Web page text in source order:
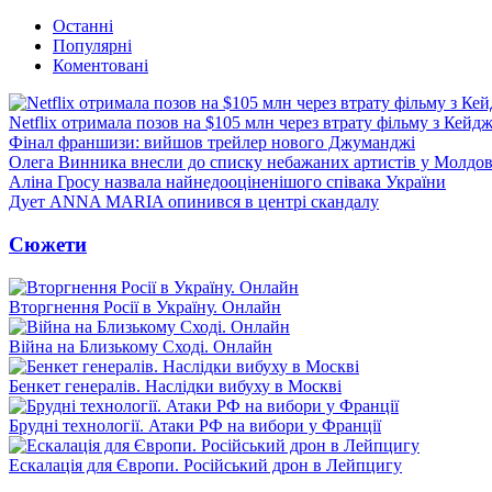
Останні
Популярні
Коментовані
Netflix отримала позов на $105 млн через втрату фільму з
Фінал франшизи: вийшов трейлер нового Джуманджі
Олега Винника внесли до списку небажаних артистів у
Аліна Гросу назвала найнедооціненішого співака України
Дует ANNA MARIA опинився в центрі скандалу
Сюжети
Вторгнення Росії в Україну. Онлайн
Війна на Близькому Сході. Онлайн
Бенкет генералів. Наслідки вибуху в Москві
Брудні технології. Атаки РФ на вибори у Франції
Ескалація для Європи. Російський дрон в Лейпцигу